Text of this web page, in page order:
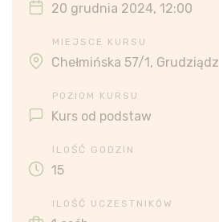
20 grudnia 2024, 12:00
MIEJSCE KURSU
Chełmińska 57/1, Grudziądz
POZIOM KURSU
Kurs od podstaw
ILOŚĆ GODZIN
15
ILOŚĆ UCZESTNIKÓW